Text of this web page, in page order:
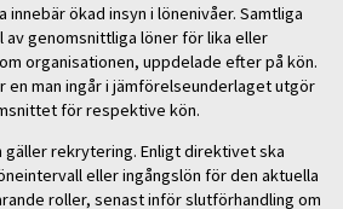
ökad insyn i lönenivåer. Samtliga
av genomsnittliga löner för lika eller
organisationen, uppdelade efter på kön.
en man ingår i jämförelseunderlaget utgör
för respektive kön.
rekrytering. Enligt direktivet ska
eller ingångslön för den aktuella
roller, senast inför slutförhandling om